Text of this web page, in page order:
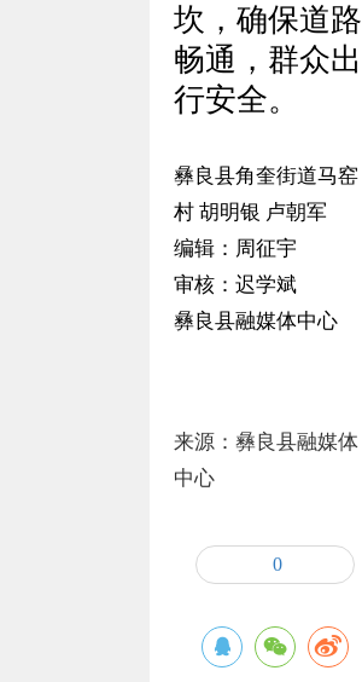
坎，确保道路
畅通，群众出
行安全。
彝良县角奎街道马窑
村 胡明银 卢朝军
编辑：周征宇
审核：迟学斌
彝良县融媒体中心
来源：彝良县融媒体
中心
0